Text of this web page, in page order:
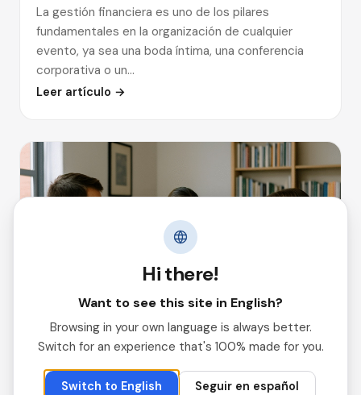
La gestión financiera es uno de los pilares
fundamentales en la organización de cualquier
evento, ya sea una boda íntima, una conferencia
corporativa o un…
Leer artículo →
10 de agosto de 2025
navegación y analizar el tráfico.
Rechazar
Hi there!
Want to see this site in English?
Browsing in your own language is always better.
Switch for an experience that's 100% made for you.
Switch to English Seguir en español